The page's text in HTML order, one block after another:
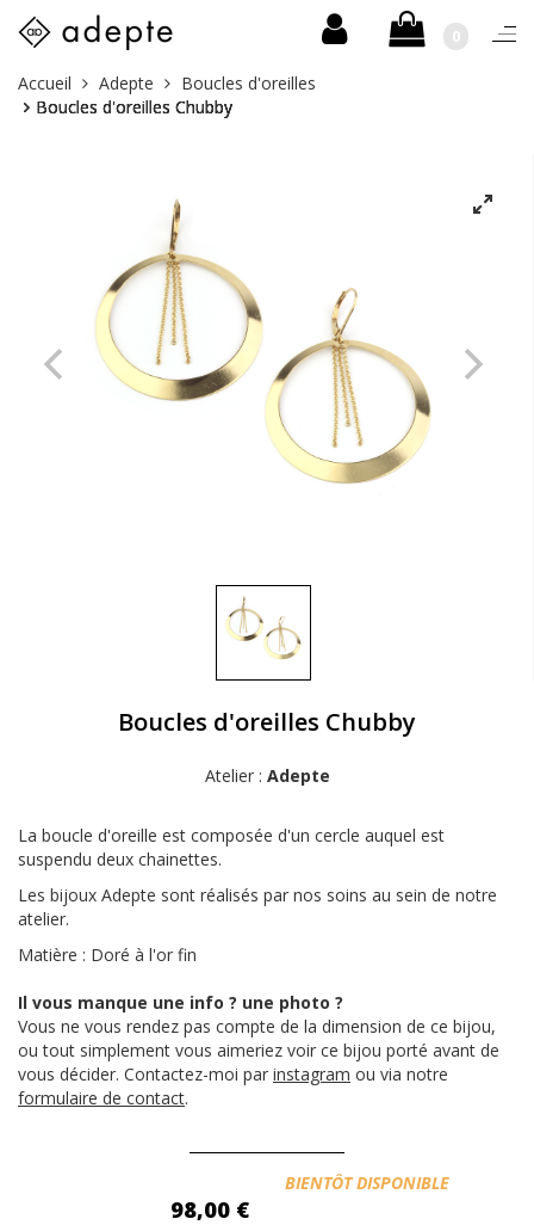
Skip
0
Vous
êtes
Accueil Adepte
Boucles d'oreilles
Boucles d'oreilles Chubby
Boucles d'oreilles Chubby
Atelier : Adepte
La boucle d'oreille est composée d'un cercle auquel est
suspendu deux chainettes.
Les bijoux Adepte sont réalisés par nos soins au sein de notre
atelier.
Matière : Doré à l'or fin
Il vous manque une info ? une photo ?
Vous ne vous rendez pas compte de la dimension de ce bijou,
ou tout simplement vous aimeriez voir ce bijou porté avant de
vous décider. Contactez-moi par instagram ou via notre
formulaire de contact.
98,00 €
Disponibilité:
BIENTÔT DISPONIBLE